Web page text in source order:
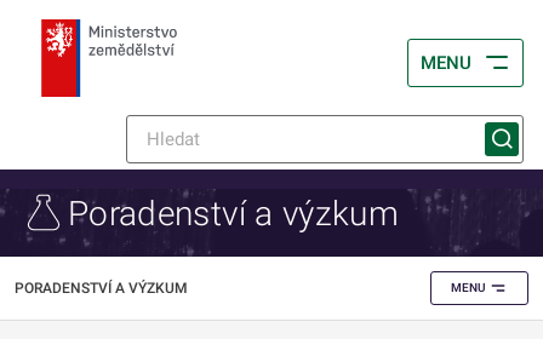
MENU
Poradenství a výzkum
PORADENSTVÍ A VÝZKUM MENU